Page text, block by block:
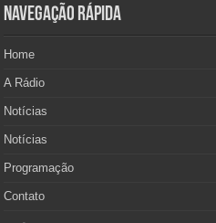
Navegação Rápida
Home
A Rádio
Notícias
Notícias
Programação
Contato